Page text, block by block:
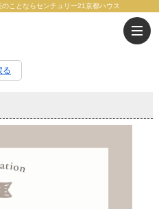
ことならセンチュリー21京都ハウス
る